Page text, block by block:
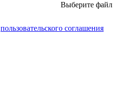
Выберите файл
пользовательского соглашения